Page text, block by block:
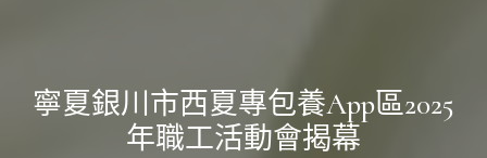
寧夏銀川市西夏專包養app區2025
年職工活動會揭幕